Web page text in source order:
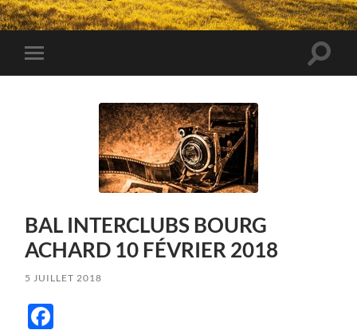
Forever
Country
Toggle
mobile
Toggle
BAL INTERCLUBS BOURG
ACHARD 10 FÉVRIER 2018
5 JUILLET 2018